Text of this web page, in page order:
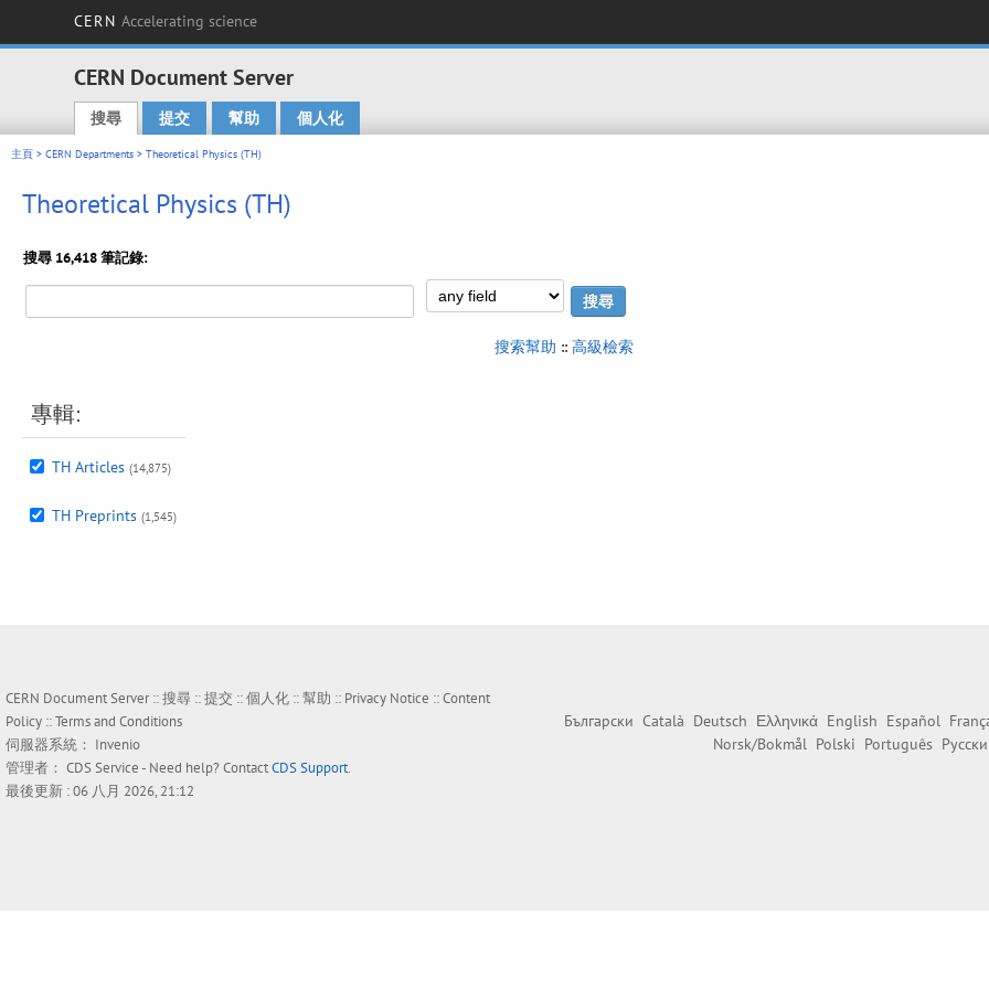
CERN Accelerating science
CERN Document Server
Main menu
搜尋 提交 幫助 個人化
主頁 > CERN Departments > Theoretical Physics (TH)
Theoretical Physics (TH)
搜尋 16,418 筆記錄:
搜索幫助 :: 高級檢索
專輯:
TH Articles (14,875)
TH Preprints (1,545)
CERN Document Server ::搜尋 ::提交 ::個人化 ::幫助 :: Privacy Notice ::Content
Policy ::Terms and Conditions
伺服器系統： Invenio
管理者： CDS Service- Need help? ContactCDS Support.
最後更新 : 06 八月 2026, 21:12
Български Català Deutsch Ελληνικά English Español
Norsk/Bokmål Polski Português